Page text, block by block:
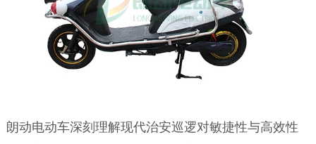
朗动电动车深刻理解现代治安巡逻对敏捷性与高效性